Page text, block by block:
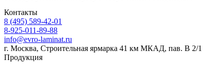
Контакты
8 (495) 589-42-01
8-925-011-89-88
info@evro-laminat.ru
г. Москва, Строительная ярмарка 41 км МКАД, пав. В 2/1
Продукция